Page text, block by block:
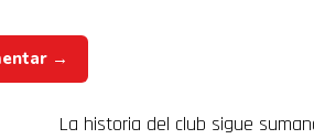
→
La historia del club sigue